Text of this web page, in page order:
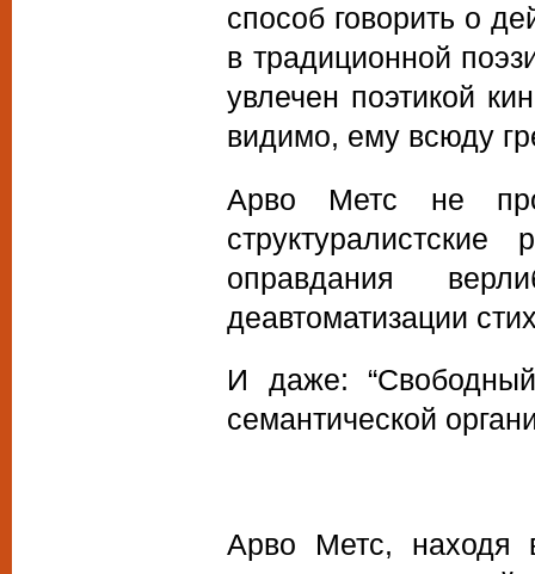
способ говорить о
в традиционной
увлечен поэтикой
видимо, ему всюду
Арво Метс не
оправдания
деавтоматизации
И даже:
семантической
Арво Метс, находя